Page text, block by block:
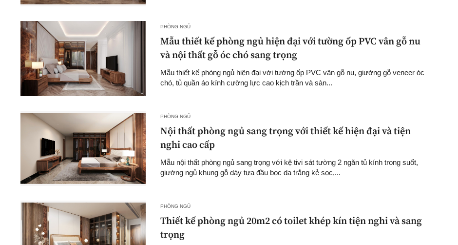
PHÒNG NGỦ
Mẫu thiết kế phòng ngủ hiện đại với tường ốp PVC vân gỗ nu
và nội thất gỗ óc chó sang trọng
Mẫu thiết kế phòng ngủ hiện đại với tường ốp PVC vân gỗ nu, giường gỗ veneer óc
chó, tủ quần áo kính cường lực cao kịch trần và sàn...
PHÒNG NGỦ
Nội thất phòng ngủ sang trọng với thiết kế hiện đại và tiện
nghi cao cấp
Mẫu nội thất phòng ngủ sang trọng với kệ tivi sát tường 2 ngăn tủ kính trong suốt,
giường ngủ khung gỗ dày tựa đầu bọc da trắng kẻ sọc,...
PHÒNG NGỦ
Thiết kế phòng ngủ 20m2 có toilet khép kín tiện nghi và sang
trọng